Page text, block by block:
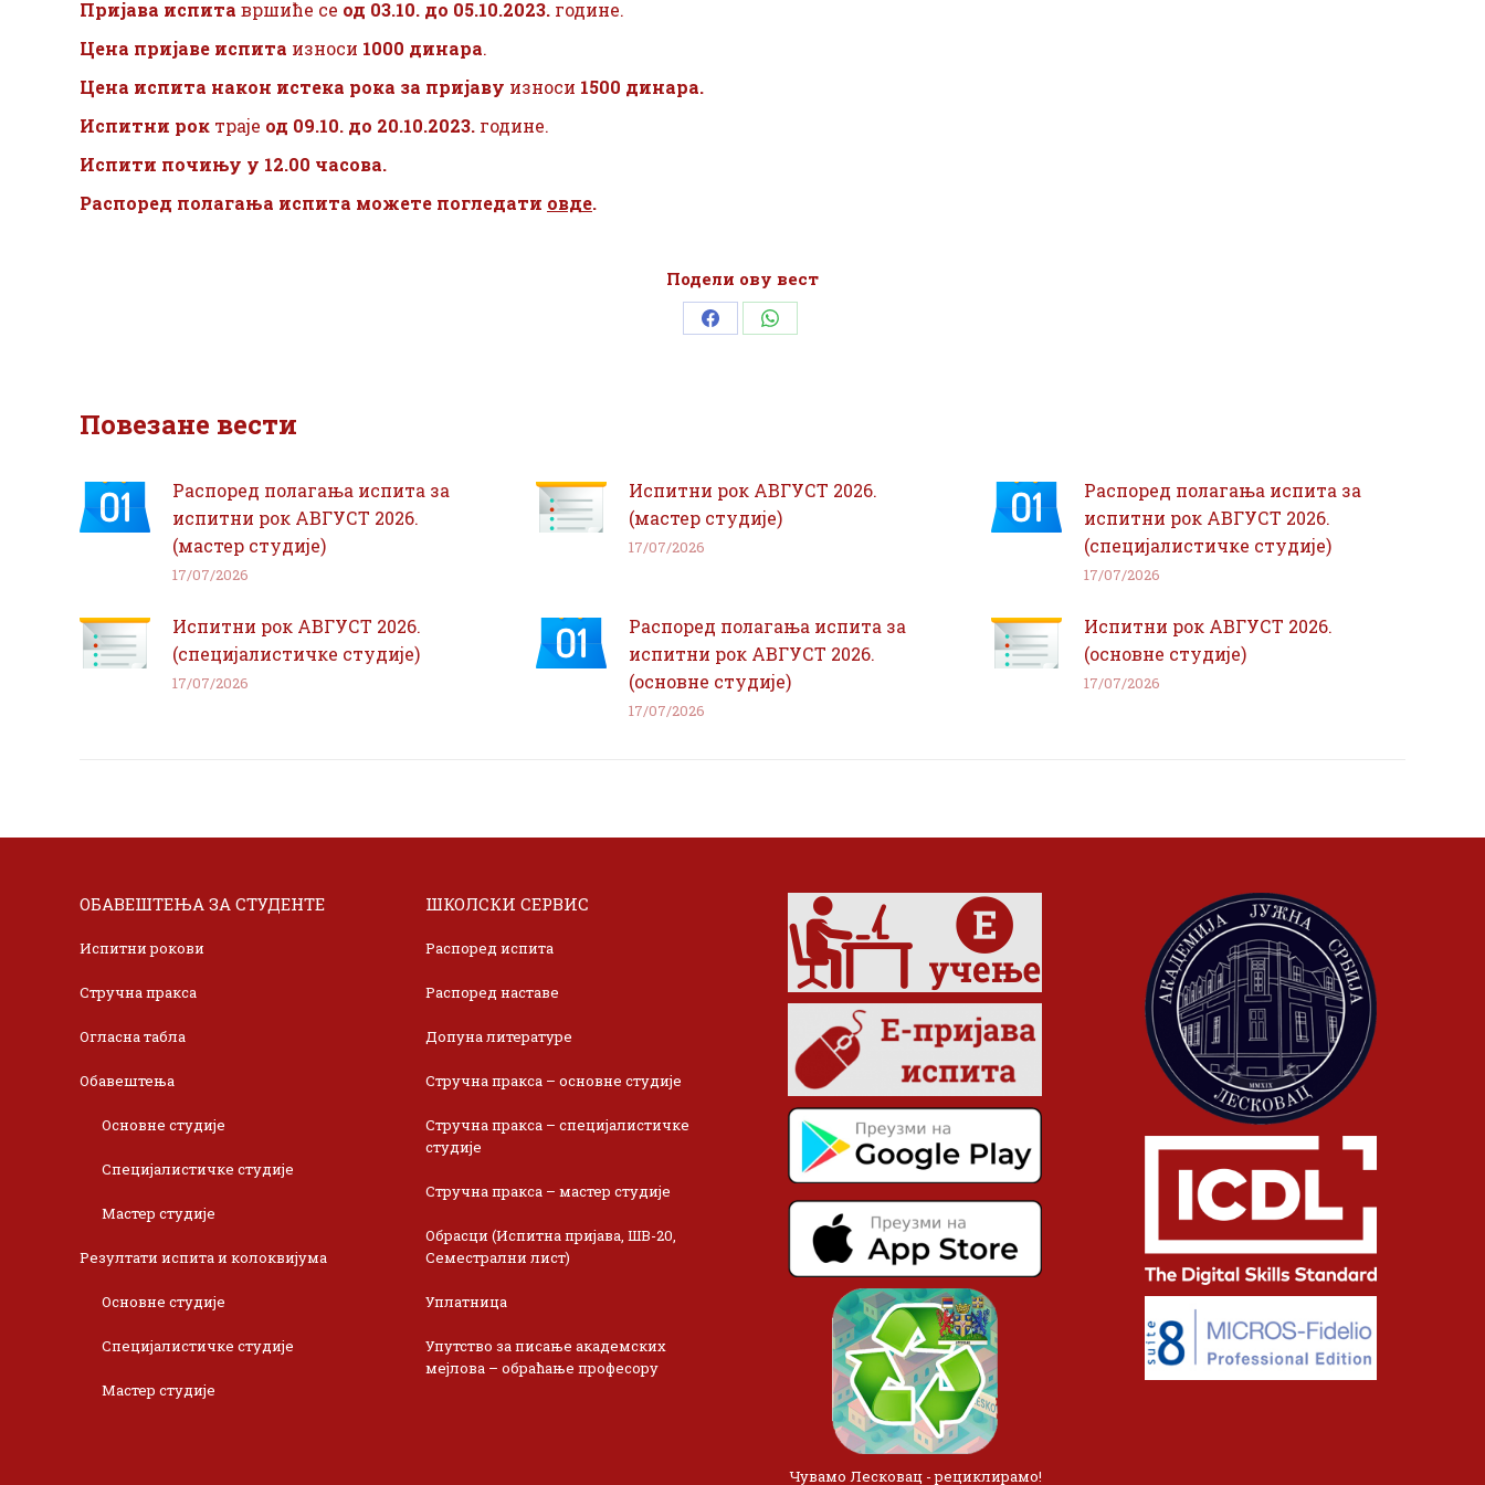
Пријава испита вршиће се од 03.10. до 05.10.2023. године.
Цена пријаве испита износи 1000 динара.
Цена испита након истека рока за пријаву износи 1500 динара.
Испитни рок траје од 09.10. до 20.10.2023. године.
Испити почињу у 12.00 часова.
Распоред полагања испита можете погледати овде.
Подели ову вест
Share Share
Повезане вести
Распоред полагања испита за
испитни рок АВГУСТ 2026.
(мастер студије)
17/07/2026
Испитни рок АВГУСТ 2026.
(мастер студије)
17/07/2026
Распоред полагања испита за
испитни рок АВГУСТ 2026.
(специјалистичке студије)
17/07/2026
Испитни рок АВГУСТ 2026.
(специјалистичке студије)
17/07/2026
Распоред полагања испита за
испитни рок АВГУСТ 2026.
(основне студије)
17/07/2026
Испитни рок АВГУСТ 2026.
(основне студије)
17/07/2026
ОБАВЕШТЕЊА ЗА СТУДЕНТЕ
Испитни рокови
Стручна пракса
Огласна табла
Обавештења
Основне студије
Специјалистичке студије
Мастер студије
Резултати испита и колоквијума
Основне студије
Специјалистичке студије
Мастер студије
ШКОЛСКИ СЕРВИС
Распоред испита
Распоред наставе
Допуна литературе
Стручна пракса – основне студије
Стручна пракса – специјалистичке
студије
Стручна пракса – мастер студије
Обрасци (Испитна пријава, ШВ-20,
Семестрални лист)
Уплатница
Упутство за писање академских
мејлова – обраћање професору
Чувамо Лесковац - рециклирамо!